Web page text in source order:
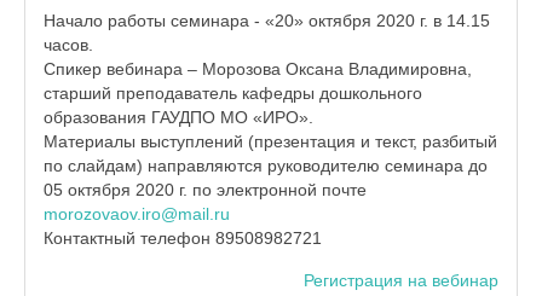
Начало работы семинара - «20» октября 2020 г. в 14.15
часов.
Спикер вебинара – Морозова Оксана Владимировна,
старший преподаватель кафедры дошкольного
образования ГАУДПО МО «ИРО».
Материалы выступлений (презентация и текст, разбитый
по слайдам) направляются руководителю семинара до
05 октября 2020 г. по электронной почте
morozovaov.iro@mail.ru
Контактный телефон 89508982721
Регистрация на вебинар